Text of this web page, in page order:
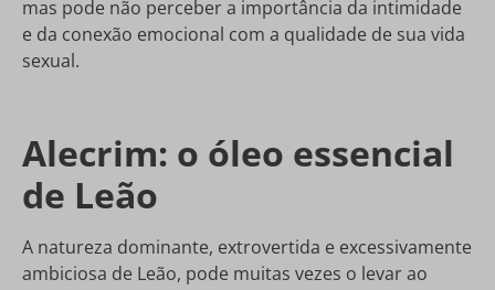
mas pode não perceber a importância da intimidade
e da conexão emocional com a qualidade de sua vida
sexual.
Alecrim: o óleo essencial
de Leão
A natureza dominante, extrovertida e excessivamente
ambiciosa de Leão, pode muitas vezes o levar ao